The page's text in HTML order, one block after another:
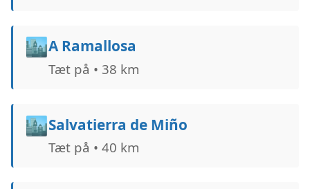
🏙️A Ramallosa
Tæt på • 38 km
🏙️Salvatierra de Miño
Tæt på • 40 km